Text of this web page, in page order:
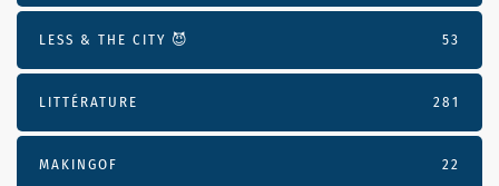
LESS & THE CITY 😈 53
LITTÉRATURE 281
MAKINGOF 22